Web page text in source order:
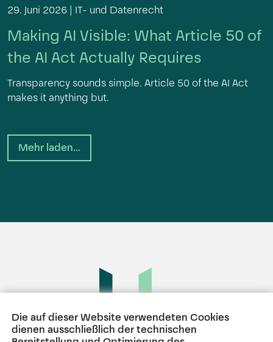
29. Juni 2026 | IT- und Datenrecht
Making AI Visible: What Article 50 of
the AI Act Actually Requires
Transparency sounds simple. Article 50 of the AI Act
makes it anything but.
Mehr laden...
Die auf dieser Website verwendeten Cookies
dienen ausschließlich der technischen